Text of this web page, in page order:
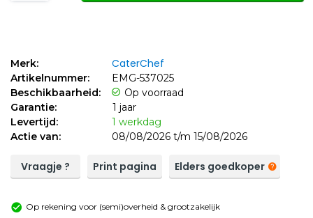
Merk: CaterChef
Artikelnummer:
EMG-537025
Beschikbaarheid:
Op voorraad
Garantie:
1 jaar
Levertijd:
1 werkdag
Actie van:
08/08/2026 t/m 15/08/2026
Vraagje ? Print pagina Elders goedkoper
Op rekening voor (semi)overheid & grootzakelijk